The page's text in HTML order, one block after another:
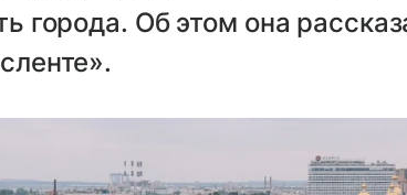
города. Об этом она